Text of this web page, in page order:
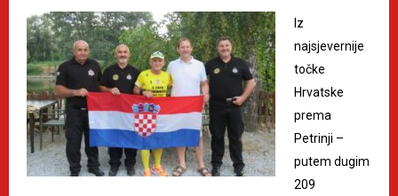
Iz
najsjevernije
točke
Hrvatske
prema
Petrinji –
putem dugim
209